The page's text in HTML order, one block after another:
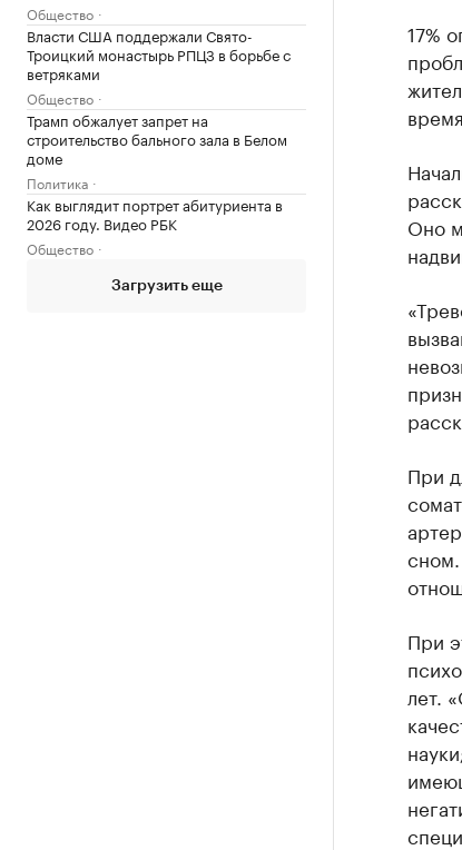
Общество
Власти США поддержали Свято-
Троицкий монастырь РПЦЗ в борьбе с
ветряками
Общество
Трамп обжалует запрет на
строительство бального зала в Белом
доме
Политика
Как выглядит портрет абитуриента в
2026 году. Видео РБК
Общество
Загрузить еще
17%
Оно
При
При
лет.